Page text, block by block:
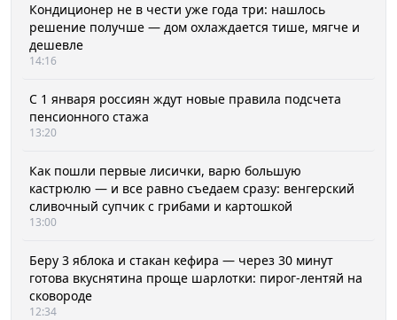
Кондиционер не в чести уже года три: нашлось
решение получше — дом охлаждается тише, мягче и
дешевле
14:16
С 1 января россиян ждут новые правила подсчета
пенсионного стажа
13:20
Как пошли первые лисички, варю большую
кастрюлю — и все равно съедаем сразу: венгерский
сливочный супчик с грибами и картошкой
13:00
Беру 3 яблока и стакан кефира — через 30 минут
готова вкуснятина проще шарлотки: пирог-лентяй на
сковороде
12:34